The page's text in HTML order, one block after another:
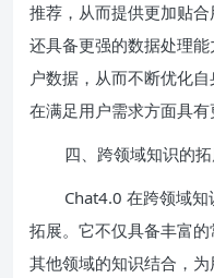
推荐，从而提供更加贴
还具备更强的数据处理
户数据，从而不断优化
在满足用户需求方面具有
四、跨领域知识的
Chat4.0 在跨领域
拓展。它不仅具备丰富
其他领域的知识结合，为